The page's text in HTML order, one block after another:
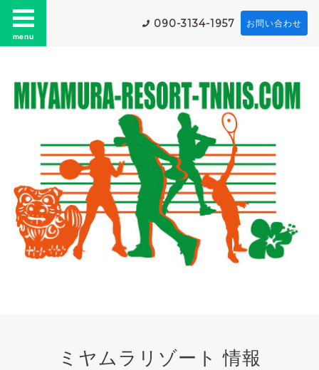
menu
090-3134-1957 お問い合わせ
ミヤムラリゾート 情報